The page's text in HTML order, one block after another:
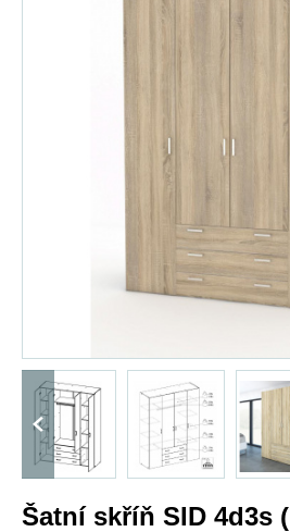
Šatní skříň SID 4d3s